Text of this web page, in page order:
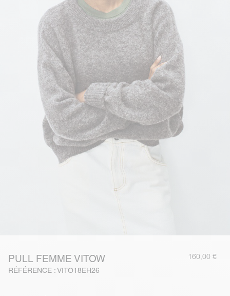
PULL FEMME VITOW
RÉFÉRENCE : VITO18EH26
160,00 €